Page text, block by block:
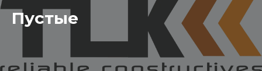
Пустые